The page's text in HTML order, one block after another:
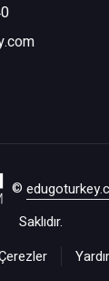
©
Saklıdır.